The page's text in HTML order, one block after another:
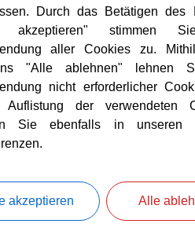
Durch das Betätigen des
akzeptieren" stimmen
aller Cookies zu.
"Alle ablehnen" lehnen
nicht erforderlicher
Auflistung der verwendeten
Sie ebenfalls in unseren
akzeptieren Alle